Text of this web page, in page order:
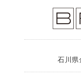
石川県